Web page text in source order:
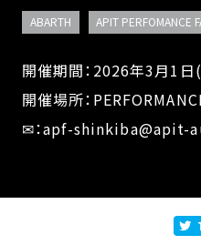
ABARTH APIT PERFOMANCE
開催期間：2026年3月1
開催場所：
✉：apf-shinkiba@apit-